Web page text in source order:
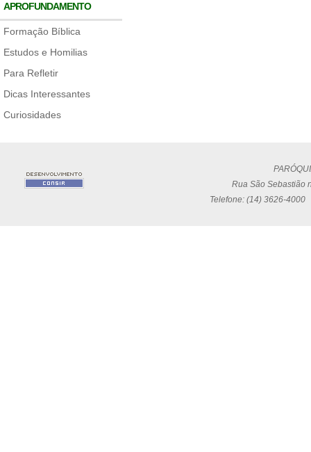
APROFUNDAMENTO
Formação Bíblica
Estudos e Homilias
Para Refletir
Dicas Interessantes
Curiosidades
Rua São Sebastião
Telefone: (14) 3626-